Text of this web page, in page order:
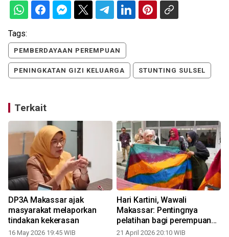
Tags:
PEMBERDAYAAN PEREMPUAN
PENINGKATAN GIZI KELUARGA STUNTING SULSEL
Terkait
DP3A Makassar ajak
masyarakat melaporkan
tindakan kekerasan
16 May 2026 19:45 WIB
Hari Kartini, Wawali
Makassar: Pentingnya
pelatihan bagi perempuan
untuk kemandirian
21 April 2026 20:10 WIB